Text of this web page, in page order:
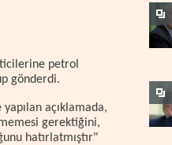
petrol
gönderdi.
açıklamada,
gerektiğini,
hatırlatmıştır"